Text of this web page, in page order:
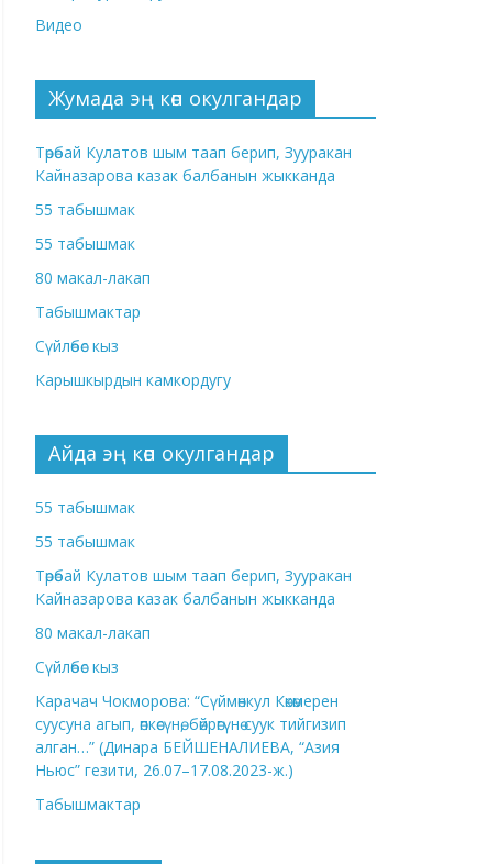
Видео
Жумада эң көп окулгандар
Төрөбай Кулатов шым таап берип, Зууракан
Кайназарова казак балбанын жыкканда
55 табышмак
55 табышмак
80 макал-лакап
Табышмактар
Сүйлөбөс кыз
Карышкырдын камкордугу
Айда эң көп окулгандар
55 табышмак
55 табышмак
Төрөбай Кулатов шым таап берип, Зууракан
Кайназарова казак балбанын жыкканда
80 макал-лакап
Сүйлөбөс кыз
Карачач Чокморова: “Сүймөнкул Көкөмерен
суусуна агып, өпкөсүнө, бөйрөгүнө суук тийгизип
алган…” (Динара БЕЙШЕНАЛИЕВА, “Азия
Ньюс” гезити, 26.07–17.08.2023-ж.)
Табышмактар